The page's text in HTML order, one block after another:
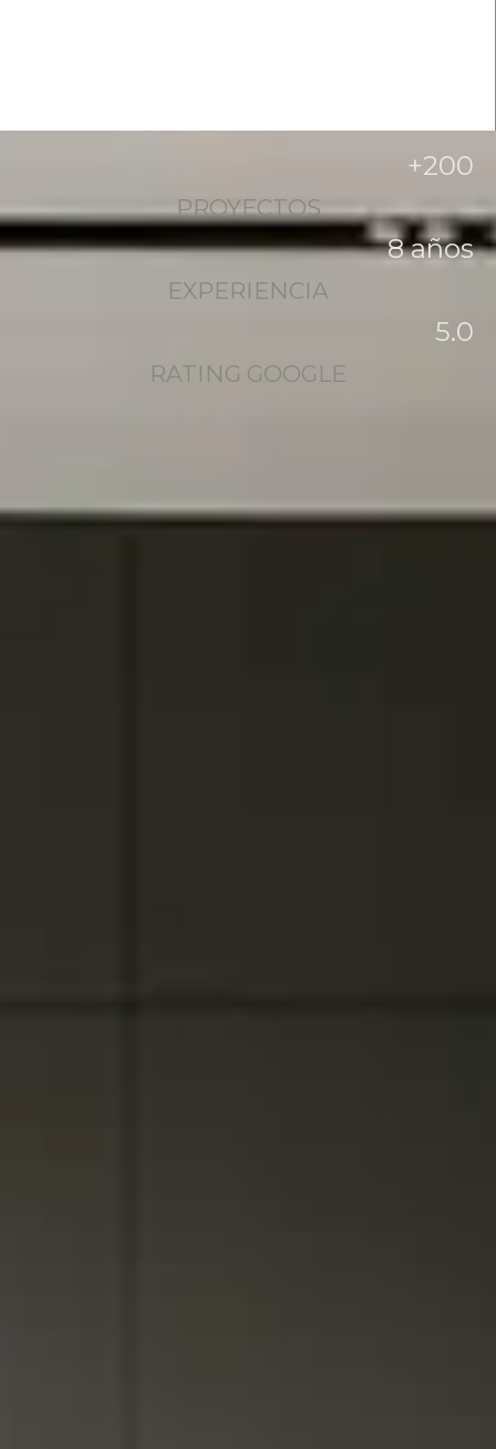
PROYECTOS
+200
EXPERIENCIA
8 años
RATING GOOGLE
5.0